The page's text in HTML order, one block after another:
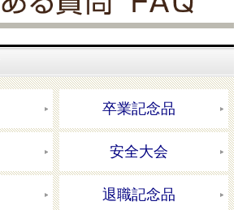
卒業記念品
安全大会
退職記念品